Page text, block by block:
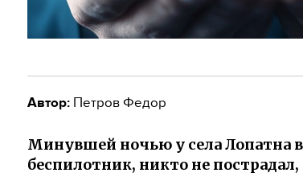
Автор: Петров Федор
Минувшей ночью у села Лопатна
беспилотник, никто не пострадал,